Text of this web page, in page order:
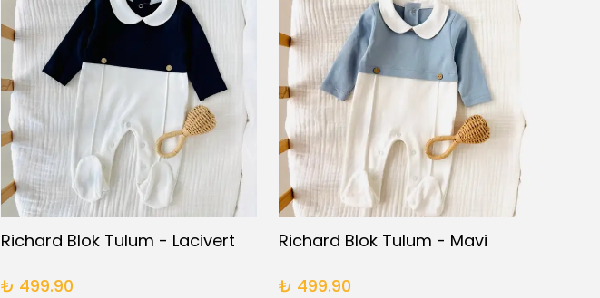
Richard Blok Tulum - Lacivert
₺ 499.90
Richard Blok Tulum - Mavi
₺ 499.90